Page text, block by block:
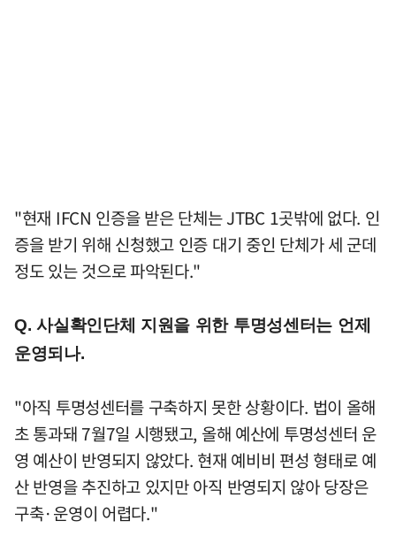
"현재 IFCN 인증을 받은 단체는 JTBC 1곳밖에 없다. 인
증을 받기 위해 신청했고 인증 대기 중인 단체가 세 군데
정도 있는 것으로 파악된다."
Q. 사실확인단체 지원을 위한 투명성센터는 언제
운영되나.
"아직 투명성센터를 구축하지 못한 상황이다. 법이 올해
초 통과돼 7월7일 시행됐고, 올해 예산에 투명성센터 운
영 예산이 반영되지 않았다. 현재 예비비 편성 형태로 예
산 반영을 추진하고 있지만 아직 반영되지 않아 당장은
구축·운영이 어렵다."